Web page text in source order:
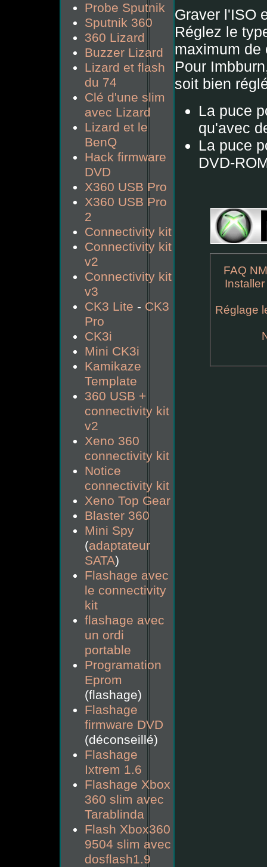
Probe Sputnik
Sputnik 360
360 Lizard
Buzzer Lizard
Lizard et flash
du 74
Clé d'une slim
avec Lizard
Lizard et le
BenQ
Hack firmware
DVD
X360 USB Pro
X360 USB Pro
2
Connectivity kit
Connectivity kit
v2
Connectivity kit
v3
CK3 Lite - CK3
Pro
CK3i
Mini CK3i
Kamikaze
Template
360 USB +
connectivity kit
v2
Xeno 360
connectivity kit
Notice
connectivity kit
Xeno Top Gear
Blaster 360
Mini Spy
(adaptateur
SATA)
Flashage avec
le connectivity
kit
flashage avec
un ordi
portable
Programation
Eprom
(flashage)
Flashage
firmware DVD
(déconseillé)
Flashage
Ixtrem 1.6
Flashage Xbox
360 slim avec
Tarablinda
Flash Xbox360
9504 slim avec
dosflash1.9
Graver l'ISO
Réglez le
maximum de
Pour
soit bien
La puce
qu'avec
La puce
DVD-
FAQ
Réglage